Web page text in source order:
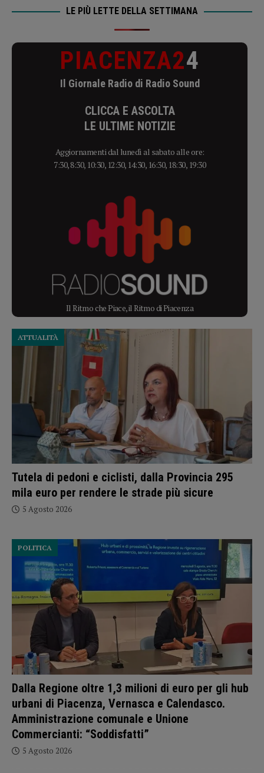
LE PIÙ LETTE DELLA SETTIMANA
PIACENZA24
Il Giornale Radio di Radio Sound
CLICCA E ASCOLTA
LE ULTIME NOTIZIE
Aggiornamenti dal lunedì al sabato alle ore:
7:30, 8:30, 10:30, 12:30, 14:30, 16:30, 18:30, 19:30
Il Ritmo che Piace, il Ritmo di Piacenza
Tutela di pedoni e ciclisti, dalla Provincia 295
mila euro per rendere le strade più sicure
ATTUALITÀ
5 Agosto 2026
Dalla Regione oltre 1,3 milioni di euro per gli hub
urbani di Piacenza, Vernasca e Calendasco.
Amministrazione comunale e Unione
Commercianti: “Soddisfatti”
POLITICA
5 Agosto 2026